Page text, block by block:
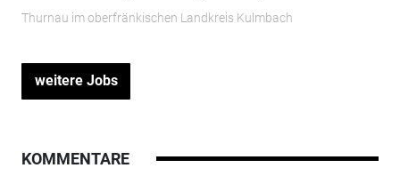
Thurnau im oberfränkischen Landkreis Kulmbach
weitere Jobs
KOMMENTARE